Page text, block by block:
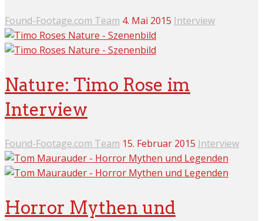
Found-Footage.com Team 4. Mai 2015 Interview
Nature: Timo Rose im
Interview
Found-Footage.com Team 15. Februar 2015 Interview
Horror Mythen und